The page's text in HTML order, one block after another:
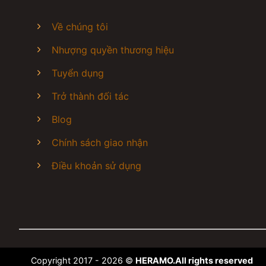
chuẩn, vệ sinh các chất liệu giày da lộn , giày da,
sơn nhuộm giày, xịt nano chống thấm bảo vệ giày
đầy đủ các dịch vụ sơn, nhuộm, đánh xi, thay
giường, gối ôm, topper, thảm phòng khách, thảm
Về chúng tôi
Nhượng quyền thương hiệu
Tuyển dụng
Trở thành đối tác
Blog
Chính sách giao nhận
Điều khoản sử dụng
Copyright 2017 - 2026 © HERAMO.All rights reserved